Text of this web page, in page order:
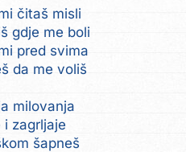
čitaš misli
gdje me boli
pred svima
da me voliš
milovanja
i zagrljaje
šapneš